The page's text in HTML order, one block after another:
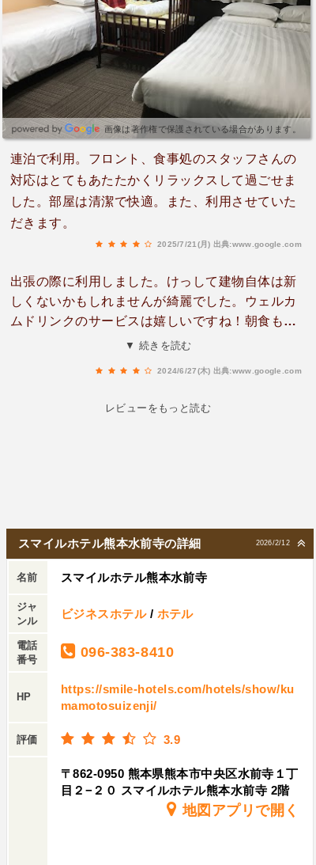
画像は著作権で保護されている場合があります。
連泊で利用。フロント、食事処のスタッフさんの
対応はとてもあたたかくリラックスして過ごせま
した。部屋は清潔で快適。また、利用させていた
だきます。
2025/7/21(月) 出典:www.google.com
出張の際に利用しました。けっして建物自体は新
しくないかもしれませんが綺麗でした。ウェルカ
ムドリンクのサービスは嬉しいですね！朝食も美
味しかったです。※部屋のカウンターに置かれて
▼ 続きを読む
2024/6/27(木) 出典:www.google.com
レビューをもっと読む
2026/2/12
スマイルホテル熊本水前寺の詳細
名前 スマイルホテル熊本水前寺
ジャ
ンル
ビジネスホテル/ ホテル
電話
番号
096-383-8410
HP
https://smile-hotels.com/hotels/show/ku
mamotosuizenji/
評価 3.9
〒862-0950 熊本県熊本市中央区水前寺１丁
目２−２０ スマイルホテル熊本水前寺 2階
地図アプリで開く